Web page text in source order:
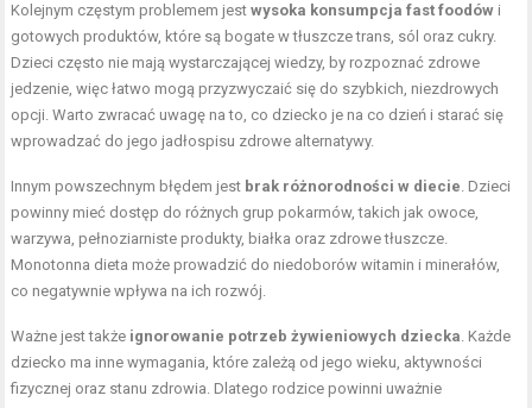
Kolejnym częstym problemem jestwysoka konsumpcja fast foodów i
gotowych produktów, które są bogate w tłuszcze trans, sól oraz cukry.
Dzieci często nie mają wystarczającej wiedzy, by rozpoznać zdrowe
jedzenie, więc łatwo mogą przyzwyczaić się do szybkich, niezdrowych
opcji. Warto zwracać uwagę na to, co dziecko je na co dzień i starać się
wprowadzać do jego jadłospisu zdrowe alternatywy.
Innym powszechnym błędem jest brak różnorodności w diecie. Dzieci
powinny mieć dostęp do różnych grup pokarmów, takich jak owoce,
warzywa, pełnoziarniste produkty, białka oraz zdrowe tłuszcze.
Monotonna dieta może prowadzić do niedoborów witamin i minerałów,
co negatywnie wpływa na ich rozwój.
Ważne jest także ignorowanie potrzeb żywieniowych dziecka. Każde
dziecko ma inne wymagania, które zależą od jego wieku, aktywności
fizycznej oraz stanu zdrowia. Dlatego rodzice powinni uważnie